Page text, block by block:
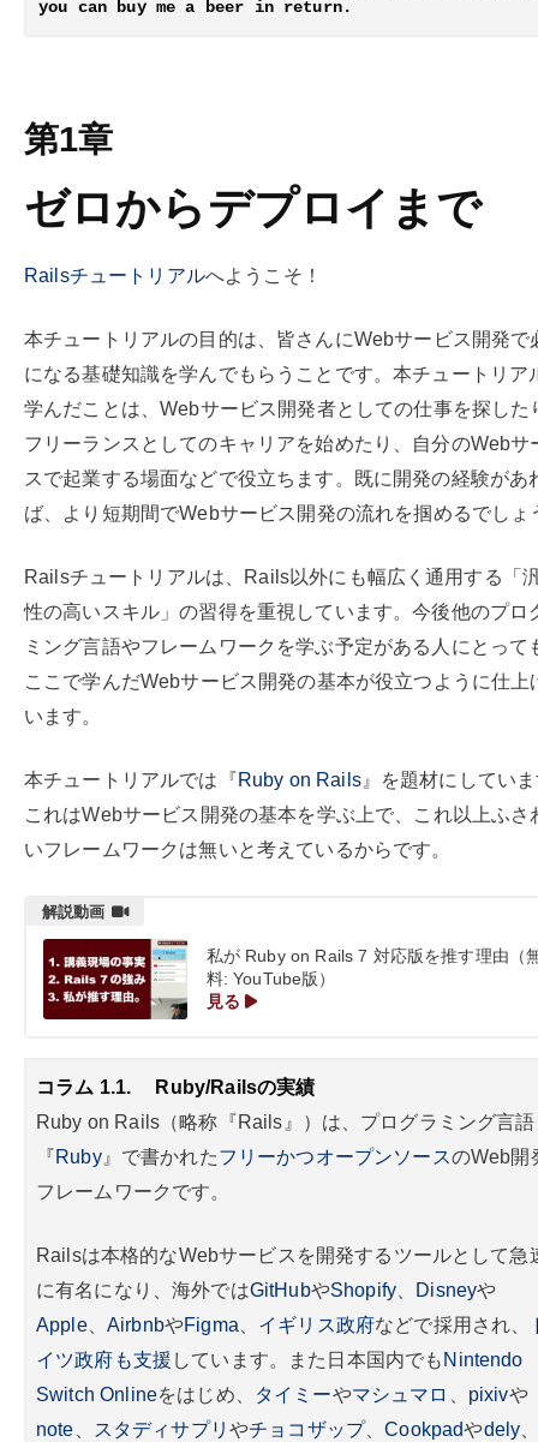
第1章
ゼロからデプロイまで
Railsチュートリアルへようこそ！
本チュートリアルの目的は、皆さんにWebサービス開発で
になる基礎知識を学んでもらうことです。本チュートリア
学んだことは、Webサービス開発者としての仕事を探した
フリーランスとしてのキャリアを始めたり、自分のWebサ
スで起業する場面などで役立ちます。既に開発の経験があ
ば、より短期間でWebサービス開発の流れを掴めるでしょ
Railsチュートリアルは、Rails以外にも幅広く通用する「
性の高いスキル」の習得を重視しています。今後他のプロ
ミング言語やフレームワークを学ぶ予定がある人にとって
ここで学んだWebサービス開発の基本が役立つように仕上
います。
本チュートリアルでは『Ruby on Rails』を題材にしてい
これはWebサービス開発の基本を学ぶ上で、これ以上ふさ
いフレームワークは無いと考えているからです。
私が Ruby on Rails 7 対応版を推す理由（
料: YouTube版）
見る
コラム 1.1.
Ruby/Railsの実績
Ruby on Rails（略称『Rails』）は、プログラミング言語
『Ruby』で書かれたフリーかつオープンソースのWeb開
フレームワークです。
Railsは本格的なWebサービスを開発するツールとして急
に有名になり、海外ではGitHubやShopify Disneyや
Apple、 AirbnbやFigma イギリス政府などで採用され、
イツ政府も支援 しています。また日本国内でも Nintendo
Switch Onlineをはじめ、 タイミーやマシュマロ pixivや
note
スタディサプリ やチョコザップ、Cookpadやdely